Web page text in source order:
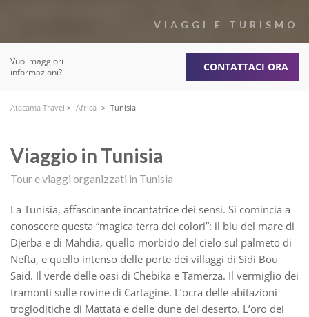
VIAGGI E TURISMO
Vuoi maggiori
informazioni?
CONTATTACI ORA
Atacama Travel > Africa > Tunisia
Viaggio in Tunisia
Tour e viaggi organizzati in Tunisia
La Tunisia, affascinante incantatrice dei sensi. Si comincia a
conoscere questa “magica terra dei colori”: il blu del mare di
Djerba e di Mahdia, quello morbido del cielo sul palmeto di
Nefta, e quello intenso delle porte dei villaggi di Sidi Bou
Said. Il verde delle oasi di Chebika e Tamerza. Il vermiglio dei
tramonti sulle rovine di Cartagine. L’ocra delle abitazioni
trogloditiche di Mattata e delle dune del deserto. L’oro dei